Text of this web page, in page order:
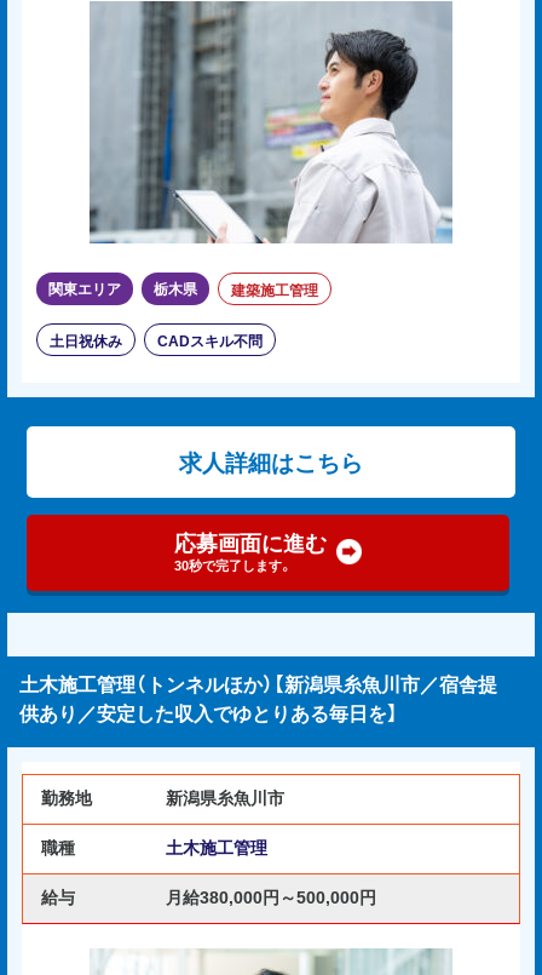
関東エリア 栃木県 建築施工管理
土日祝休み CADスキル不問
求人詳細はこちら
応募画面に進む
30秒で完了します。
土木施工管理（トンネルほか）【新潟県糸魚川市／宿舎提
供あり／安定した収入でゆとりある毎日を】
勤務地 新潟県糸魚川市
職種 土木施工管理
給与 月給380,000円～500,000円